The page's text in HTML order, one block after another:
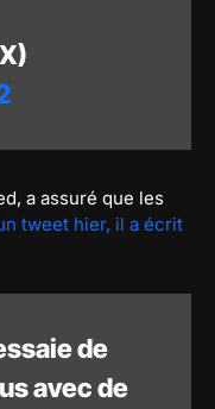
a assuré que les
tweet hier, il a écrit
de
avec de